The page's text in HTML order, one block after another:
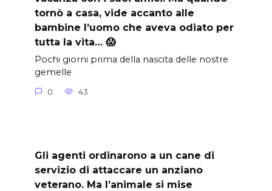
tornò a casa, vide accanto alle
bambine l’uomo che aveva odiato per
tutta la vita… 😱
Pochi giorni prima della nascita delle nostre
gemelle
0 43
Gli agenti ordinarono a un cane di
servizio di attaccare un anziano
veterano. Ma l’animale si mise